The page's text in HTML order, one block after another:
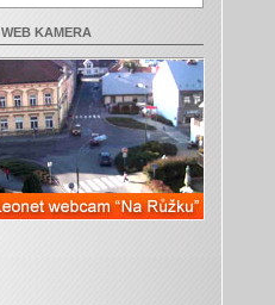
WEB KAMERA